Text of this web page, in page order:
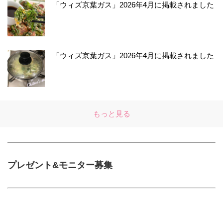
「ウィズ京葉ガス」2026年4月に掲載されました
「ウィズ京葉ガス」2026年4月に掲載されました
もっと見る
プレゼント&モニター募集